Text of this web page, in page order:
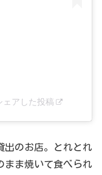
アした投稿
出のお店。とれとれ
まま焼いて食べられ